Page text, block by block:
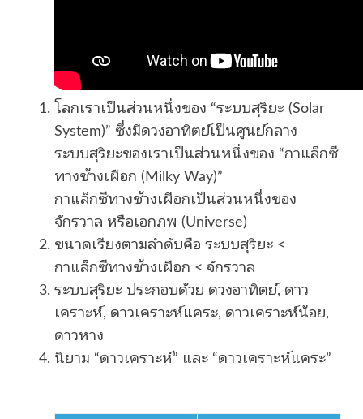
โลกเราเป็นส่วนหนึ่งของ “ระบบสุริยะ (Solar
System)” ซึ่งมีดวงอาทิตย์เป็นศูนย์กลาง
ระบบสุริยะของเราเป็นส่วนหนึ่งของ “กาแล็กซี
ทางช้างเผือก (Milky Way)”
กาแล็กซีทางช้างเผือกเป็นส่วนหนึ่งของ
จักรวาล หรือเอกภพ (Universe)
ขนาดเรียงตามลำดับคือ ระบบสุริยะ <
กาแล็กซีทางช้างเผือก < จักรวาล
ระบบสุริยะ ประกอบด้วย ดวงอาทิตย์, ดาว
เคราะห์, ดาวเคราะห์แคระ, ดาวเคราะห์น้อย,
ดาวหาง
นิยาม “ดาวเคราะห์” และ “ดาวเคราะห์แคระ”